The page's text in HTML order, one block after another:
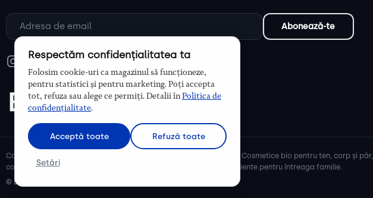
Cosmetice bio și naturale, ulei de argan, ulei de cocos, unt de shea. Cosmetice bio pentru ten, corp și păr,
cosmetice naturale pentru mămici și copii, cosmetice organice eficiente pentru întreaga familie.
© Biobeauty 2026. Toate drepturile rezervate.
Respectăm confidențialitatea ta
Folosim cookie-uri ca magazinul să funcționeze,
pentru statistici și pentru marketing. Poți accepta
tot, refuza sau alege ce permiți. Detalii înPolitica de
confidențialitate.
Acceptă toate Refuză toate
Setări